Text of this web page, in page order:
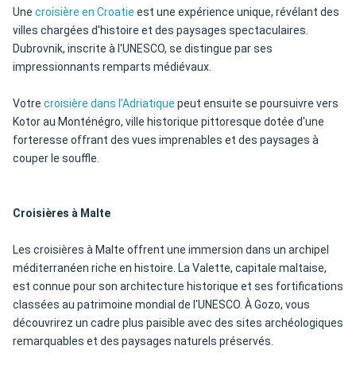
Une croisière en Croatie est une expérience unique, révélant des
villes chargées d'histoire et des paysages spectaculaires.
Dubrovnik, inscrite à l'UNESCO, se distingue par ses
impressionnants remparts médiévaux.
Votre croisière dans l’Adriatique peut ensuite se poursuivre vers
Kotor au Monténégro, ville historique pittoresque dotée d'une
forteresse offrant des vues imprenables et des paysages à
couper le souffle.
Croisières à Malte
Les croisières à Malte offrent une immersion dans un archipel
méditerranéen riche en histoire. La Valette, capitale maltaise,
est connue pour son architecture historique et ses fortifications
classées au patrimoine mondial de l'UNESCO. À Gozo, vous
découvrirez un cadre plus paisible avec des sites archéologiques
remarquables et des paysages naturels préservés.